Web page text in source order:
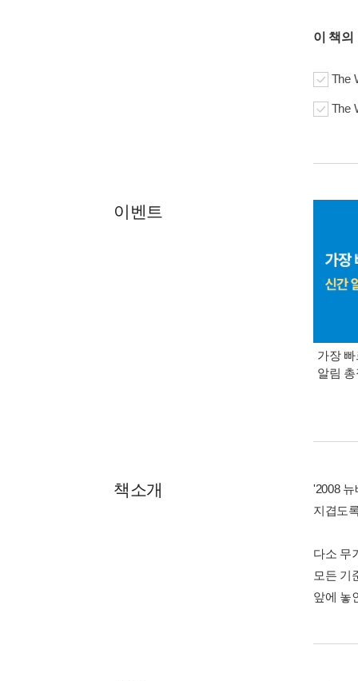
이 책의
The
The
이벤트
가장
알림
책소개
'2008
지겹도
다소 무
모든 기
앞에 놓